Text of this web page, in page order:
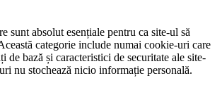
sunt absolut esențiale pentru ca site-ul să
categorie include numai cookie-uri care
de bază și caracteristici de securitate ale site-
nu stochează nicio informație personală.